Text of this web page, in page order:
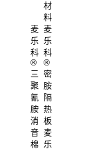
材
料
麦
乐
科
®
三
聚
氰
胺
消
音
棉
麦
乐
科
®
密
胺
隔
热
板
麦
乐